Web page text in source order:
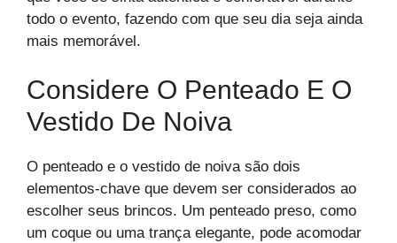
todo o evento, fazendo com que seu dia seja ainda
mais memorável.
Considere O Penteado E O
Vestido De Noiva
O penteado e o vestido de noiva são dois
elementos-chave que devem ser considerados ao
escolher seus brincos. Um penteado preso, como
um coque ou uma trança elegante, pode acomodar